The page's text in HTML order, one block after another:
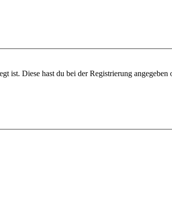
ist. Diese hast du bei der Registrierung